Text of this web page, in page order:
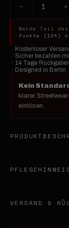
− 1 +
Werde Teil
Punkte (10€)
✓ Kostenloser
✓ Sicher bezahlen
✓ 14 Tage
✓ Designed in Berlin
Kein
klarer
einlösen.
VERSAND &